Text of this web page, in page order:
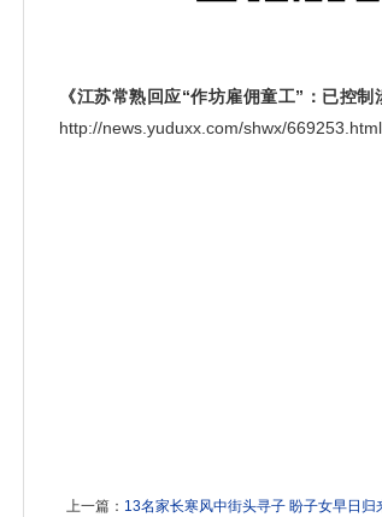
《江苏常熟回应“作坊雇佣童工”：已控制
http://news.yuduxx.com/shwx/669253.html
上一篇： 13名家长寒风中街头寻子 盼子女早日归